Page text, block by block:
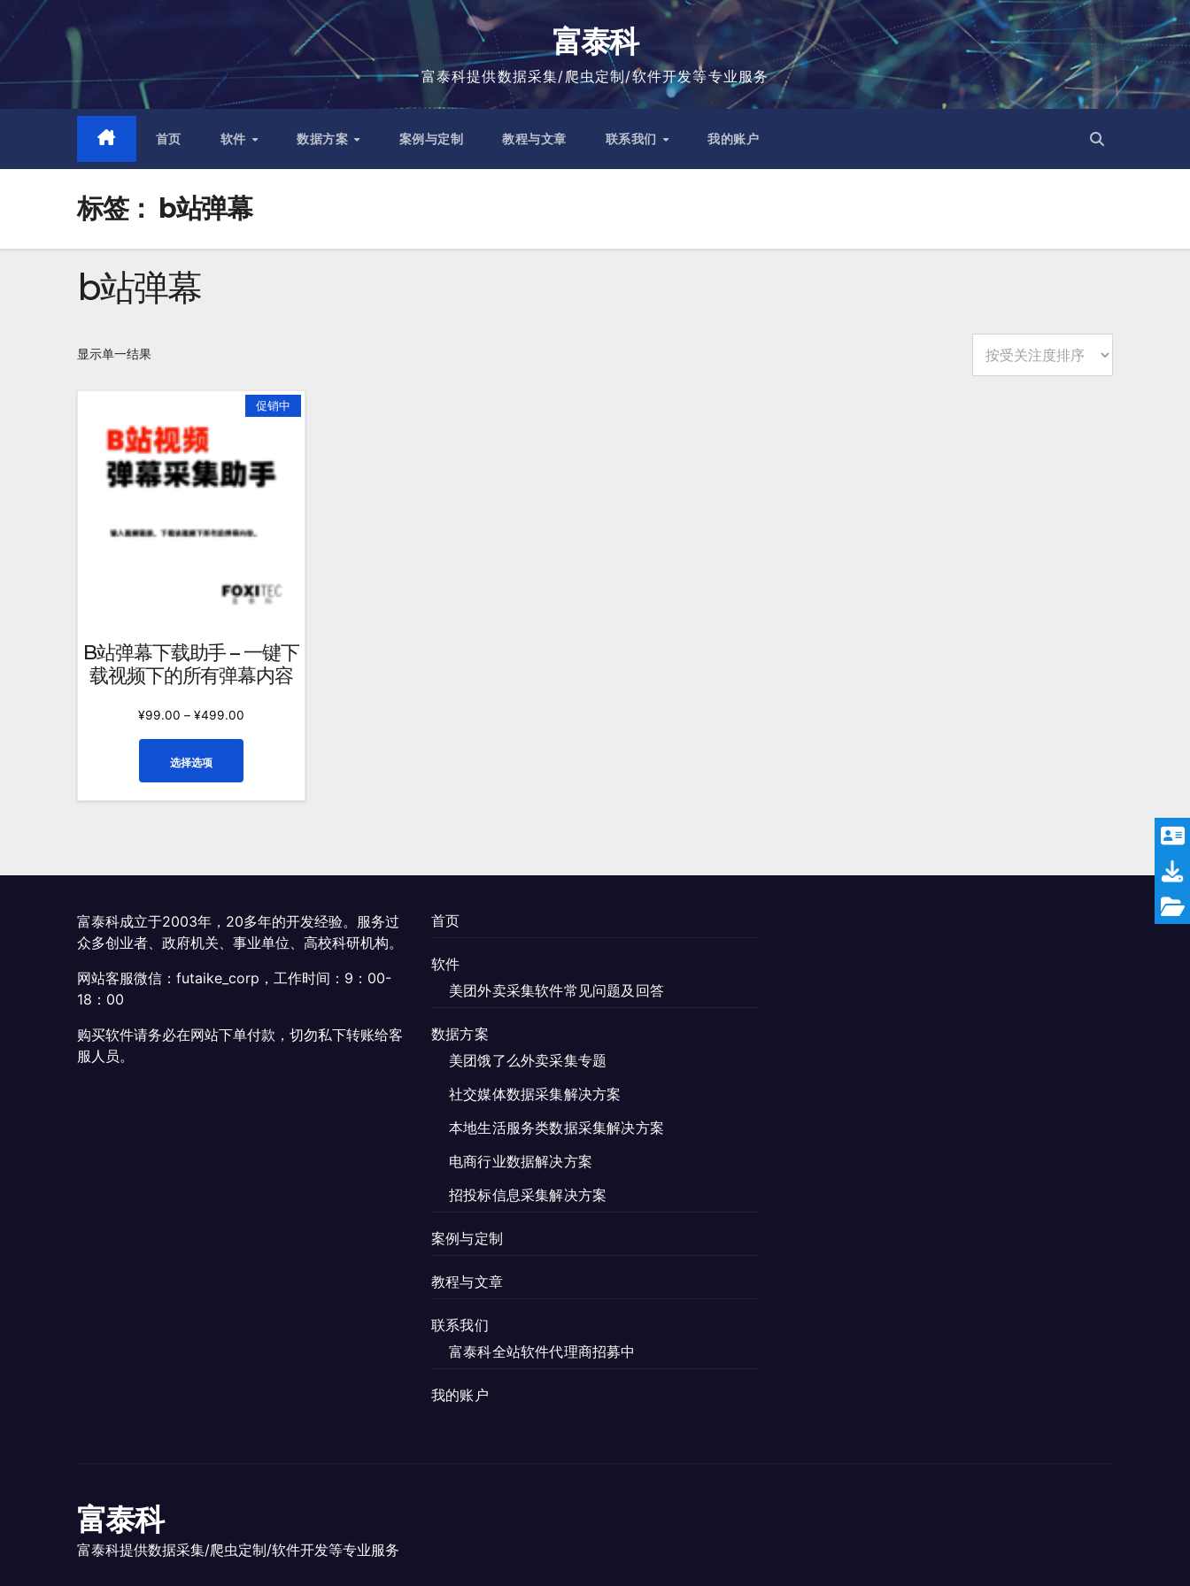
内
富泰科
富泰科提供数据采集/爬虫定制/软件开发等专业服务
首页 软件 数据方案 案例与定制 教程与文章 联系我们 我的账户
标签： b站弹幕
b站弹幕
显示单一结果
促销中
B站弹幕下载助手 – 一键下
载视频下的所有弹幕内容
¥99.00 – ¥499.00
选择选项
变
可
在
品
面
上
富泰科成立于2003年，20多年的开发经验。服务过
众多创业者、政府机关、事业单位、高校科研机构。
网站客服微信：futaike_corp，工作时间：9：00-
18：00
购买软件请务必在网站下单付款，切勿私下转账给客
服人员。
首页
软件
美团外卖采集软件常见问题及回答
数据方案
美团饿了么外卖采集专题
社交媒体数据采集解决方案
本地生活服务类数据采集解决方案
电商行业数据解决方案
招投标信息采集解决方案
案例与定制
教程与文章
联系我们
富泰科全站软件代理商招募中
我的账户
富泰科
富泰科提供数据采集/爬虫定制/软件开发等专业服务